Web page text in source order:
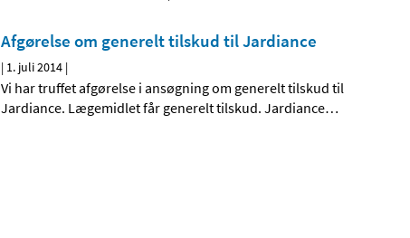
Afgørelse om generelt tilskud til Jardiance
| 1. juli 2014 |
Vi har truffet afgørelse i ansøgning om generelt tilskud til
Jardiance. Lægemidlet får generelt tilskud. Jardiance…